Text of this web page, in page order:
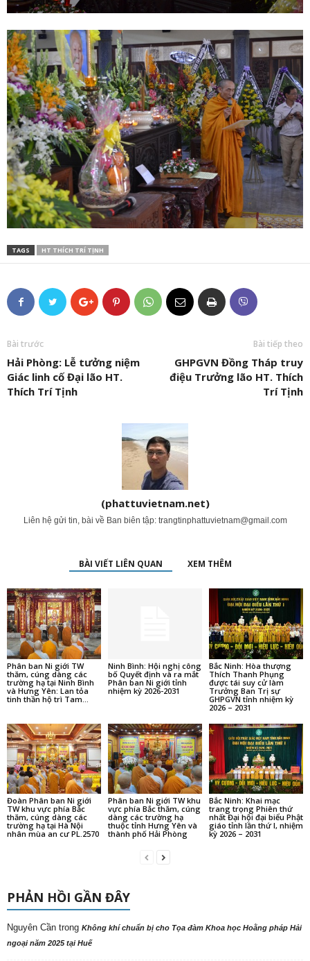
TAGS HT THÍCH TRÍ TỊNH
Bài trước
Hải Phòng: Lễ tưởng niệm
Giác linh cố Đại lão HT.
Thích Trí Tịnh
Bài tiếp theo
GHPGVN Đồng Tháp truy
điệu Trưởng lão HT. Thích
Trí Tịnh
(phattuvietnam.net)
Liên hệ gửi tin, bài về Ban biên tập: trangtinphattuvietnam@gmail.com
BÀI VIẾT LIÊN QUAN XEM THÊM
Phân ban Ni giới TW
thăm, cúng dàng các
trường hạ tại Ninh Bình
và Hưng Yên: Lan tỏa
tinh thần hộ trì Tam...
Ninh Bình: Hội nghị công
bố Quyết định và ra mắt
Phân ban Ni giới tỉnh
nhiệm kỳ 2026-2031
Bắc Ninh: Hòa thượng
Thích Thanh Phụng
được tái suy cử làm
Trưởng Ban Trị sự
GHPGVN tỉnh nhiệm kỳ
2026 – 2031
Đoàn Phân ban Ni giới
TW khu vực phía Bắc
thăm, cúng dàng các
trường hạ tại Hà Nội
nhân mùa an cư PL.2570
Phân ban Ni giới TW khu
vực phía Bắc thăm, cúng
dàng các trường hạ
thuộc tỉnh Hưng Yên và
thành phố Hải Phòng
Bắc Ninh: Khai mạc
trang trọng Phiên thứ
nhất Đại hội đại biểu Phật
giáo tỉnh lần thứ I, nhiệm
kỳ 2026 – 2031
PHẢN HỒI GẦN ĐÂY
Nguyên Cần trong Không khí chuẩn bị cho Tọa đàm Khoa học Hoằng pháp Hải
ngoại năm 2025 tại Huế